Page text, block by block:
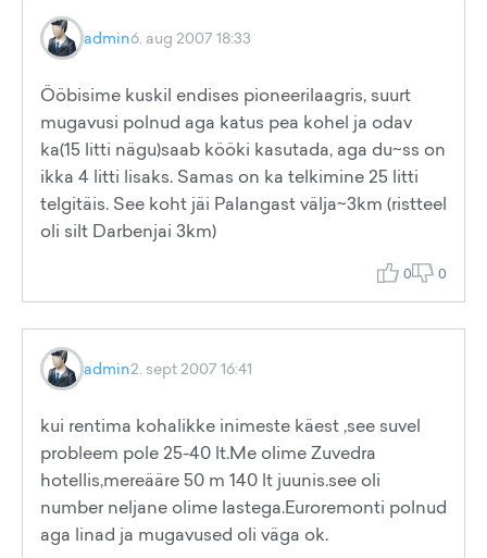
admin6. aug 2007 18:33
Ööbisime kuskil endises pioneerilaagris, suurt
mugavusi polnud aga katus pea kohel ja odav
ka(15 litti nägu)saab kööki kasutada, aga du~ss on
ikka 4 litti lisaks. Samas on ka telkimine 25 litti
telgitäis. See koht jäi Palangast välja~3km (ristteel
oli silt Darbenjai 3km)
0 0
admin2. sept 2007 16:41
kui rentima kohalikke inimeste käest ,see suvel
probleem pole 25-40 lt.Me olime Zuvedra
hotellis,mereääre 50 m 140 lt juunis.see oli
number neljane olime lastega.Euroremonti polnud
aga linad ja mugavused oli väga ok.